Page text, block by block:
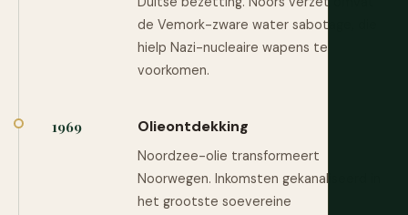
de Vemork-zware water sabotage, die
hielp Nazi-nucleaire wapens te
voorkomen.
1969 Olieontdekking
Noordzee-olie transformeert
Noorwegen. Inkomsten gekanaliseerd in
het grootste soevereine